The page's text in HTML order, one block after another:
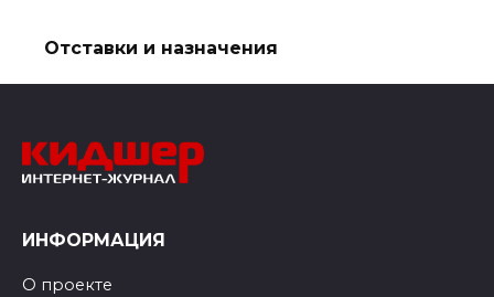
Отставки и назначения
ИНФОРМАЦИЯ
О проекте